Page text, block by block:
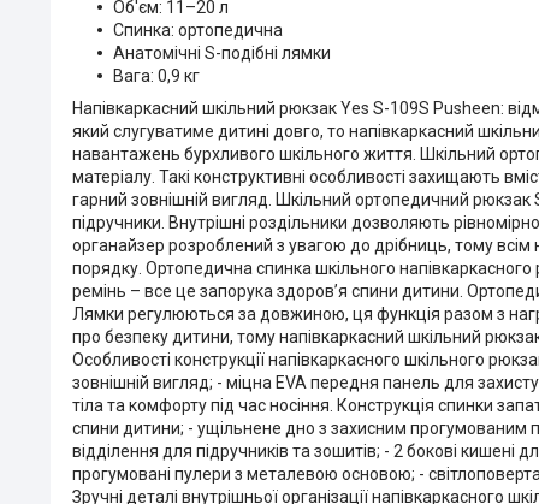
Об'єм: 11–20 л
Спинка: ортопедична
Анатомічні S-подібні лямки
Вага: 0,9 кг
Напівкаркасний шкільний рюкзак Yes S-109S Pusheen:
який слугуватиме дитині довго, то напівкаркасний
навантажень бурхливого шкільного життя. Шкільний
матеріалу. Такі конструктивні особливості захищають
гарний зовнішній вигляд. Шкільний ортопедичний
підручники. Внутрішні роздільники дозволяють
органайзер розроблений з увагою до дрібниць, тому
порядку. Ортопедична спинка шкільного
ремінь – все це запорука здоров’я спини дитини.
Лямки регулюються за довжиною, ця функція разом з
про безпеку дитини, тому напівкаркасний шкільний
Особливості конструкції напівкаркасного шкільного
зовнішній вигляд; - міцна EVA передня панель для
тіла та комфорту під час носіння. Конструкція спинки
спини дитини; - ущільнене дно з захисним прогумованим
відділення для підручників та зошитів; - 2 бокові
прогумовані пулери з металевою основою; -
Зручні деталі внутрішньої організації